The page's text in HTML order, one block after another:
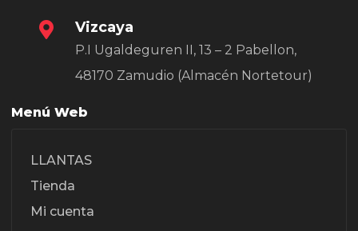
Vizcaya
P.I Ugaldeguren II, 13 – 2 Pabellon,
48170 Zamudio (Almacén Nortetour)
Menú Web
LLANTAS
Tienda
Mi cuenta